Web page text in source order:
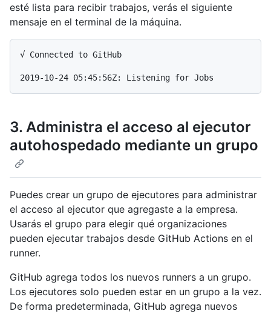
esté lista para recibir trabajos, verás el siguiente
mensaje en el terminal de la máquina.
√ Connected to GitHub
3. Administra el acceso al ejecutor
autohospedado mediante un grupo
Puedes crear un grupo de ejecutores para administrar
el acceso al ejecutor que agregaste a la empresa.
Usarás el grupo para elegir qué organizaciones
pueden ejecutar trabajos desde GitHub Actions en el
runner.
GitHub agrega todos los nuevos runners a un grupo.
Los ejecutores solo pueden estar en un grupo a la vez.
De forma predeterminada, GitHub agrega nuevos